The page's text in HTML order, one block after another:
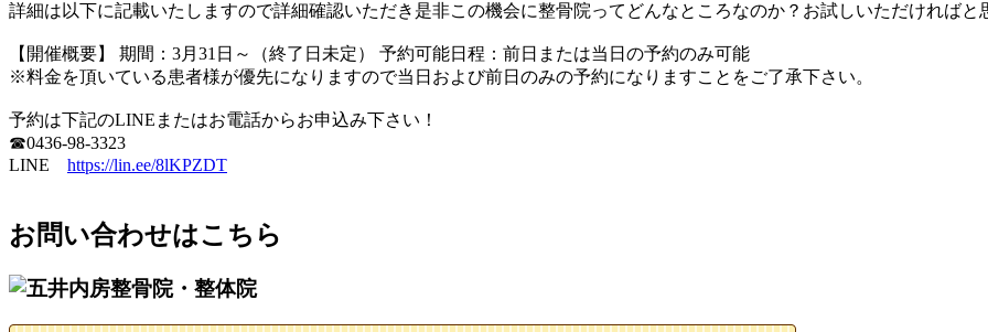
詳細は以下に記載いたしますので詳細確認いただき是非この機会に整骨院ってどんなところなのか？お試しいただければと
【開催概要】 期間：3月31日～（終了日未定） 予約可能日程：前日または当日の予約のみ可能
※料金を頂いている患者様が優先になりますので当日および前日のみの予約になりますことをご了承下さい。
予約は下記のLINEまたはお電話からお申込み下さい！
☎0436-98-3323
LINE https://lin.ee/8lKPZDT
お問い合わせはこちら